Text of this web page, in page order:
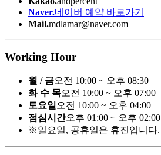
Naver.네이버 예약 바로가기
Mail.mdlamar@naver.com
Working Hour
월 / 금오전 10:00 ~ 오후 08:30
화 수 목오전 10:00 ~ 오후 07:00
토요일 오전 10:00 ~ 오후 04:00
점심시간오후 01:00 ~ 오후 02:00
※일요일, 공휴일은 휴진입니다.